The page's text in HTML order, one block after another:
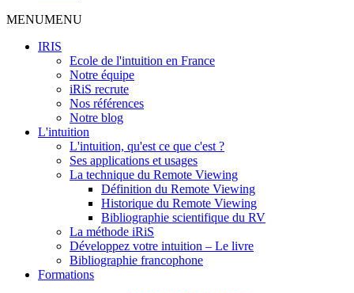
MENUMENU
IRIS
Ecole de l'intuition en France
Notre équipe
iRiS recrute
Nos références
Notre blog
L'intuition
L'intuition, qu'est ce que c'est ?
Ses applications et usages
La technique du Remote Viewing
Définition du Remote Viewing
Historique du Remote Viewing
Bibliographie scientifique du RV
La méthode iRiS
Développez votre intuition – Le livre
Bibliographie francophone
Formations